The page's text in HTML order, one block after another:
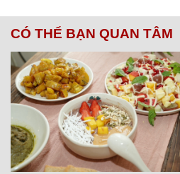
CÓ THỂ BẠN QUAN TÂM